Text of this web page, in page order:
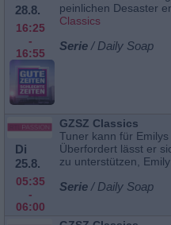
28.8.
16:25
-
16:55
peinlichen Desaster
Classics
Serie / Daily Soap
Di
25.8.
05:35
-
06:00
GZSZ Classics
Tuner kann für
Überfordert lässt er
zu unterstützen, Emily
Serie / Daily Soap